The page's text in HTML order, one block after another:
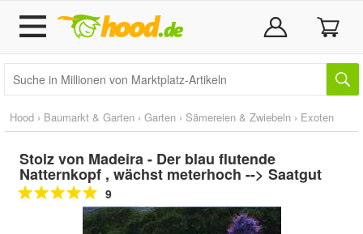
Hood › Baumarkt & Garten › Garten › Sämereien & Zwiebeln › Exoten
Stolz von Madeira - Der blau flutende
Natternkopf , wächst meterhoch --> Saatgut
9